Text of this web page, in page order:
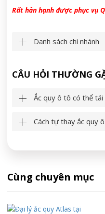
Rất hân hạnh được phục vụ
Danh sách chi nhánh
CÂU HỎI THƯỜNG
Ắc quy ô tô có thể tái
Cách tự thay ắc quy
Cùng chuyên mục